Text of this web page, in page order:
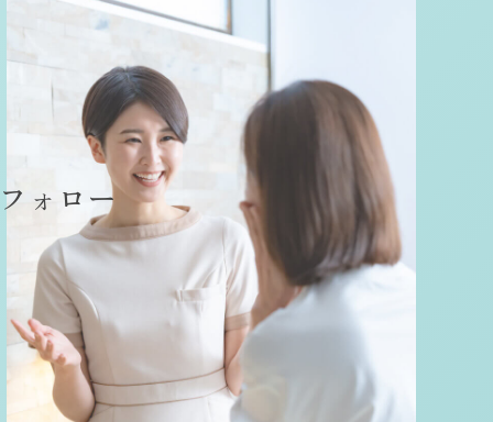
ォ ロ ー